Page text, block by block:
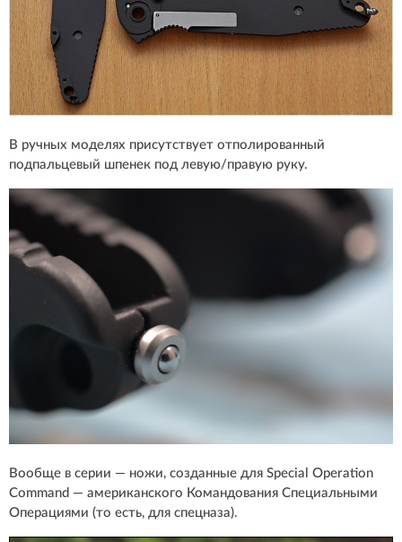
В ручных моделях присутствует отполированный
подпальцевый шпенек под левую/правую руку.
Вообще в серии — ножи, созданные для Special Operation
Command — американского Командования Специальными
Операциями (то есть, для спецназа).